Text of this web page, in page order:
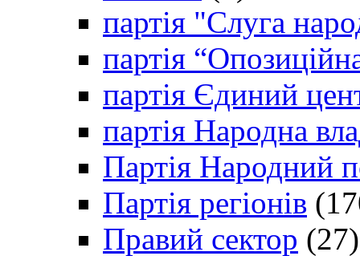
партія "Слуга
партія
партія Єдиний
партія Народна
Партія Народний
Партія регіонів
Правий сектор (27)